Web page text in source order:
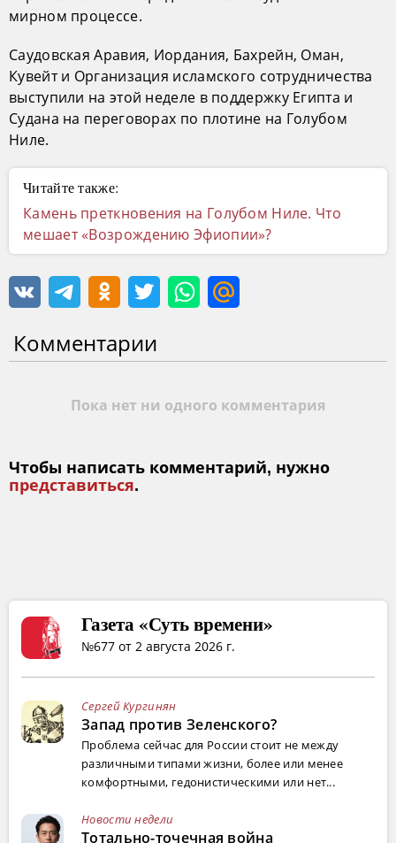
мирном процессе.
Саудовская Аравия, Иордания, Бахрейн, Оман,
Кувейт и Организация исламского сотрудничества
выступили на этой неделе в поддержку Египта и
Судана на переговорах по плотине на Голубом
Ниле.
Читайте также:
Камень преткновения на Голубом Ниле. Что
мешает «Возрождению Эфиопии»?
Комментарии
Пока нет ни одного комментария
Чтобы написать комментарий, нужно
представиться.
Газета «Суть времени»
№677 от 2 августа 2026 г.
Сергей Кургинян
Запад против Зеленского?
Проблема сейчас для России стоит не между
различными типами жизни, более или менее
комфортными, гедонистическими или нет...
Новости недели
Тотально-точечная война